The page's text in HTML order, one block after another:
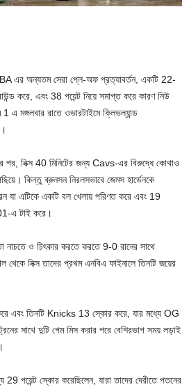
অন্যতম সেরা প্লে-অফ প্রত্যাবর্তন, একটি 22-
করে, এবং 38 পয়েন্ট নিয়ে সমাপ্ত করে কারণ নিউ
1 এ মঙ্গলবার রাতে ওভারটাইমে ক্লিভল্যান্ড
পর, নিক্স 40 মিনিটের জন্য Cavs-এর বিরুদ্ধে কোথাও
কিন্তু ব্রুনসন নিরলসভাবে জেমস হার্ডেনকে
যা এটিকে একটি বল খেলায় পরিণত করে এবং 19
এ টাই করে।
নাচতে ও চিৎকার করতে করতে 9-0 রানের সাথে
নিক্স তাদের প্রথম এনবিএ ফাইনালে তিনটি জয়ের
এবং তিনটি Knicks 13 স্কোর করে, যার মধ্যে OG
সাথে দুটি গেম মিস করার পরে বেশিরভাগ সময় লড়াই
29 পয়েন্ট স্কোর করেছিলেন, যারা তাদের দেরীতে পতনের